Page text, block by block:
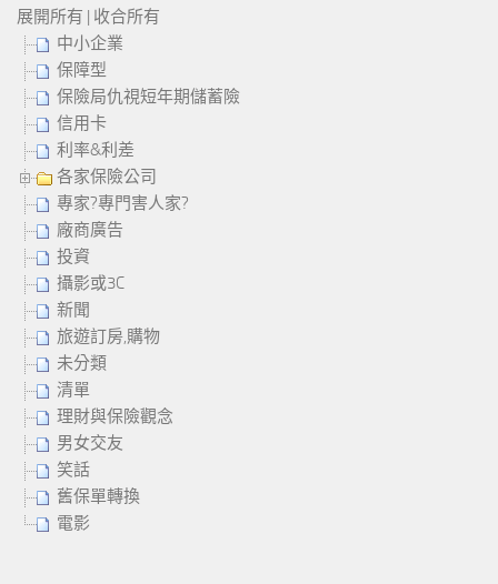
展開所有
收合所有
中小企業
保障型
保險局仇視短年期儲蓄險
信用卡
利率&利差
各家保險公司
專家?專門害人家?
廠商廣告
投資
攝影或3C
新聞
旅遊訂房,購物
未分類
清單
理財與保險觀念
男女交友
笑話
舊保單轉換
電影